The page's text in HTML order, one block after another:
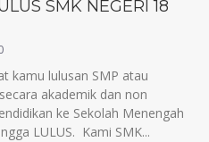
SMK NEGERI 18
kamu lulusan SMP atau
akademik dan non
ke Sekolah Menengah
LULUS. Kami SMK...